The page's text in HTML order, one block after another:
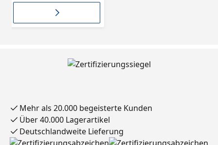
Clipstarfräsung
Mehr als 20.000 begeisterte Kunden
Über 40.000 Lagerartikel
Deutschlandweite Lieferung